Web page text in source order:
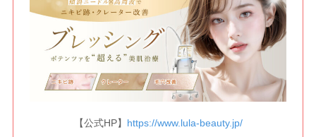
【公式HP】 https://www.lula-beauty.jp/